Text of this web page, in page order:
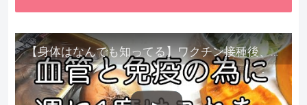
【身体はなんでも知ってる】ワクチン接種後、異常に食べたくなった野菜が細胞回復に貢献してくれました。